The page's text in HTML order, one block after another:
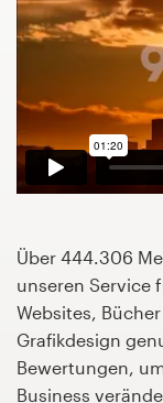
Über 444.306
unseren Service
Websites,
Grafikdesign
Bewertungen,
Business
Designprofis
Designs zur
99designs Studio
99designs Pro
Design-
Projekt
starten